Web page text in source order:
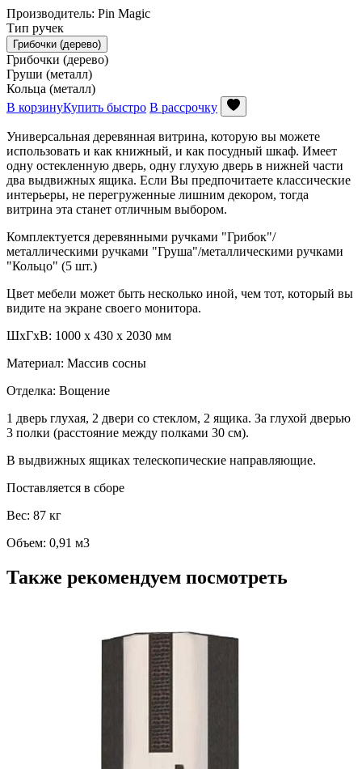
Производитель: Pin Magic
Тип ручек
Грибочки (дерево)
Грибочки (дерево)
Груши (металл)
Кольца (металл)
В корзинуКупить быстро В рассрочку
Универсальная деревянная витрина, которую вы можете
использовать и как книжный, и как посудный шкаф. Имеет
одну остекленную дверь, одну глухую дверь в нижней части
два выдвижных ящика. Если Вы предпочитаете классические
интерьеры, не перегруженные лишним декором, тогда
витрина эта станет отличным выбором.
Комплектуется деревянными ручками "Грибок"/
металлическими ручками "Груша"/металлическими ручками
"Кольцо" (5 шт.)
Цвет мебели может быть несколько иной, чем тот, который вы
видите на экране своего монитора.
ШxГxВ: 1000 x 430 x 2030 мм
Материал: Массив сосны
Отделка: Вощение
1 дверь глухая, 2 двери со стеклом, 2 ящика. За глухой дверью
3 полки (расстояние между полками 30 см).
В выдвижных ящиках телескопические направляющие.
Поставляется в сборе
Вес: 87 кг
Объем: 0,91 м3
Также рекомендуем посмотреть